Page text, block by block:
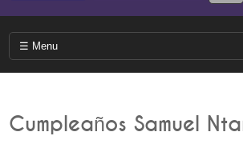
Cumpleaños Samuel